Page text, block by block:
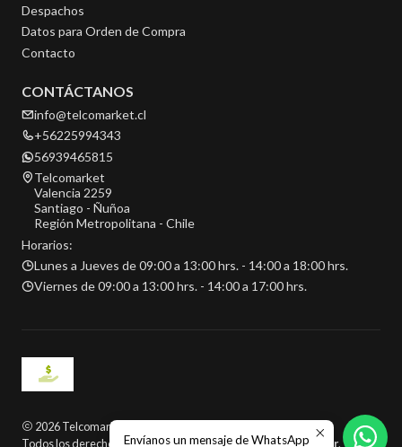
Despachos
Datos para Orden de Compra
Contacto
CONTÁCTANOS
info@telcomarket.cl
+56225994343
56939465815
Telcomarket
Valencia 2259
Santiago - Ñuñoa
Región Metropolitana - Chile
Horarios:
Lunes a Jueves de 09:00 a 13:00 hrs. - 14:00 a 18:00 hrs.
Viernes de 09:00 a 13:00 hrs. - 14:00 a 17:00 hrs.
2026 Telcomarket.
Todos los derechos reservados.Desarrollado por Jumpseller.
Envíanos un mensaje de WhatsApp